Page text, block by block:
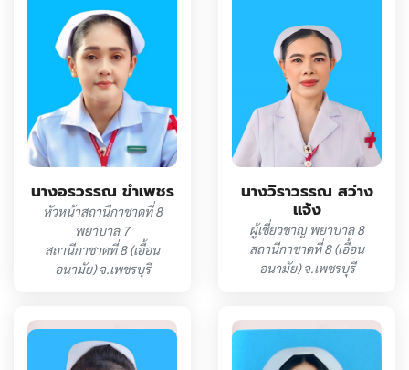
นางอรวรรณ ขำเพชร
หัวหน้าสถานีกาชาดที่ 8
พยาบาล 7
สถานีกาชาดที่ 8 (เอื้อน
อนามัย) จ.เพชรบุรี
นางวิราวรรณ สว่าง
แจ้ง
ผู้เชี่ยวชาญ พยาบาล 8
สถานีกาชาดที่ 8 (เอื้อน
อนามัย) จ.เพชรบุรี